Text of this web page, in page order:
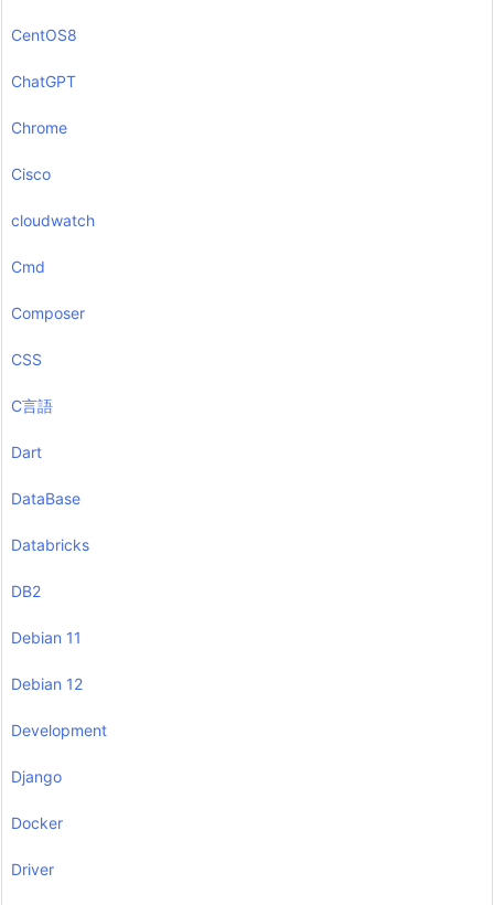
CentOS8
ChatGPT
Chrome
Cisco
cloudwatch
Cmd
Composer
CSS
C言語
Dart
DataBase
Databricks
DB2
Debian 11
Debian 12
Development
Django
Docker
Driver